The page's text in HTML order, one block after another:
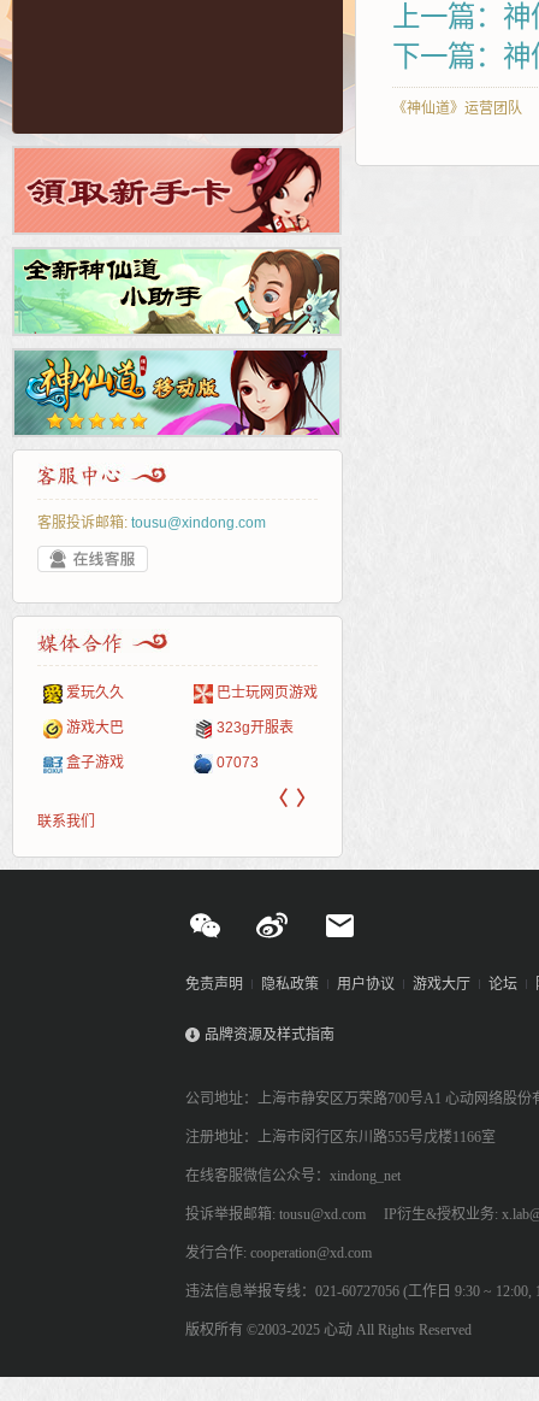
客服投诉邮箱: tousu@xindong.com
爱玩久久 巴士玩网页游戏
游戏大巴 323g开服表
盒子游戏 07073
〈 〉
联系我们
上一篇：
下一篇：
《神仙道》运营团队
免责声明 隐私政策 用户协议 游戏大厅 论坛
品牌资源及样式指南
公司地址：上海市静安区万荣路700号A1 心动网络股份
注册地址：上海市闵行区东川路555号戊楼1166室
在线客服微信公众号：xindong_net
投诉举报邮箱: tousu@xd.com IP衍生&授权业务:
发行合作: cooperation@xd.com
违法信息举报专线：021-60727056 (工作日 9:30 ~ 12:00,
版权所有 ©2003-2025 心动 All Rights Reserved